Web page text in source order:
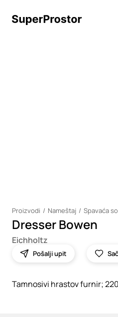
Proizvodi Nameštaj Spavaća
Dresser Bowen
Eichholtz
Pošalji upit
Tamnosivi hrastov furnir;